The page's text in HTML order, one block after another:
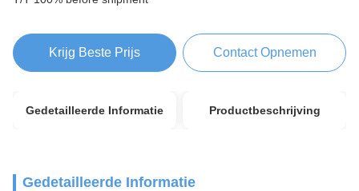
Krijg Beste Prijs Contact Opnemen
Gedetailleerde Informatie Productbeschrijving
Gedetailleerde Informatie